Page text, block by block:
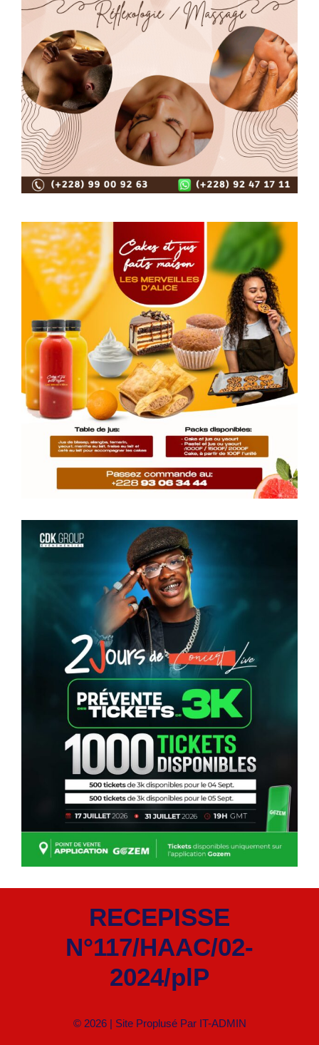
RECEPISSE
N°117/HAAC/02-
2024/plP
© 2026 | Site Proplusé Par IT-ADMIN